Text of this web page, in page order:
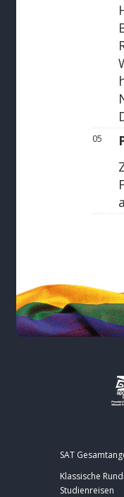
05
SAT
Klassische
Studienreisen